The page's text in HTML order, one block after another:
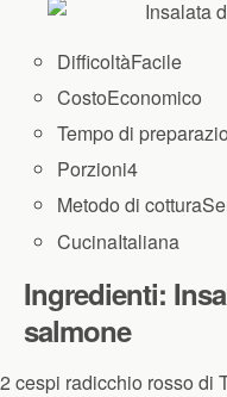
DifficoltàFacile
CostoEconomico
Tempo di
Porzioni4
Metodo di cottura
CucinaItaliana
Ingredienti:
salmone
2 cespi radicchio rosso di